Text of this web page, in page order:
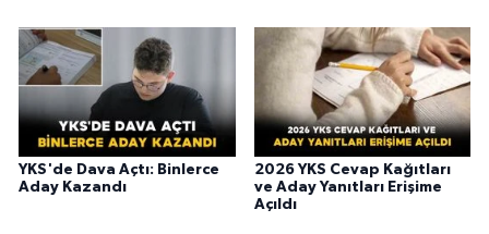
YKS'de Dava Açtı: Binlerce
Aday Kazandı
2026 YKS Cevap Kağıtları
ve Aday Yanıtları Erişime
Açıldı